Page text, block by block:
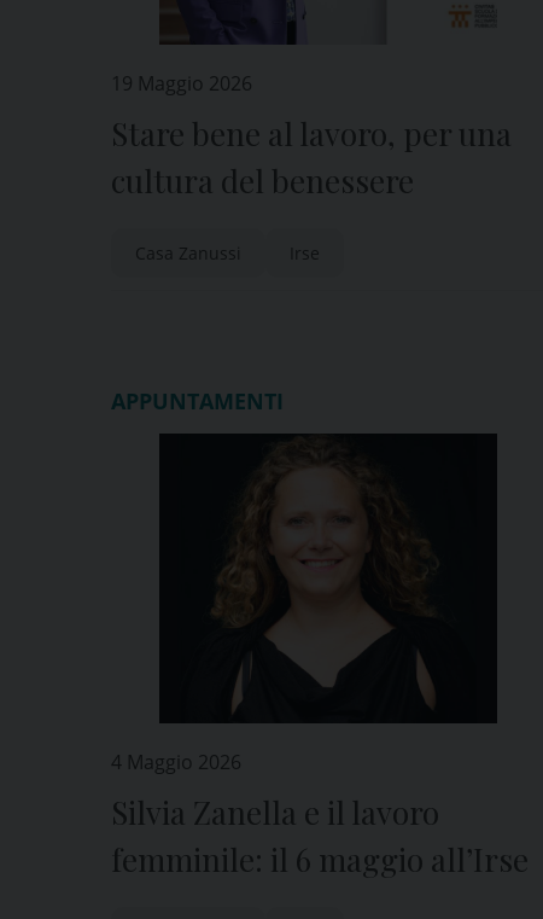
19 Maggio 2026
Stare bene al lavoro, per una
cultura del benessere
Casa Zanussi Irse
APPUNTAMENTI
4 Maggio 2026
Silvia Zanella e il lavoro
femminile: il 6 maggio all’Irse